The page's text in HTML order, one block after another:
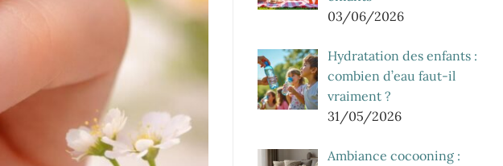
03/06/2026
Hydratation des enfants :
combien d’eau faut-il
vraiment ?
31/05/2026
Ambiance cocooning :